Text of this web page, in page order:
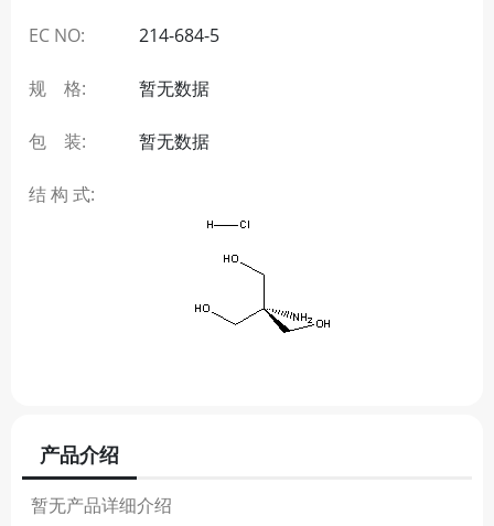
EC NO: 214-684-5
规 格: 暂无数据
包 装: 暂无数据
结 构 式:
产品介绍
暂无产品详细介绍